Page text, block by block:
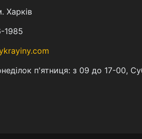
Харків
1985
п'ятниця: з 09 до 17-00,